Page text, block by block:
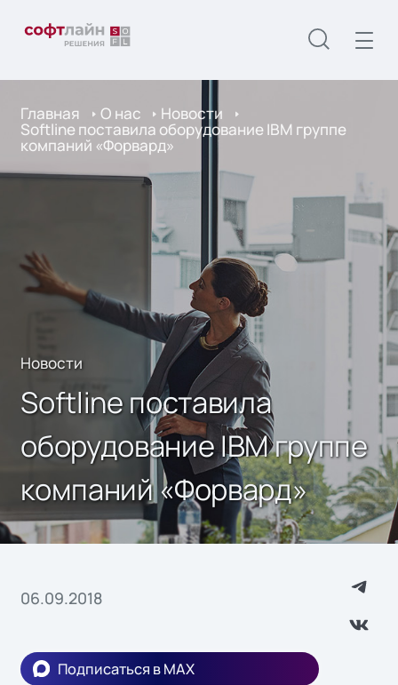
Главная О нас Новости
Softline поставила оборудование IBM группе
компаний «Форвард»
Новости
Softline поставила
оборудование IBM группе
компаний «Форвард»
06.09.2018
Подписаться в MAX